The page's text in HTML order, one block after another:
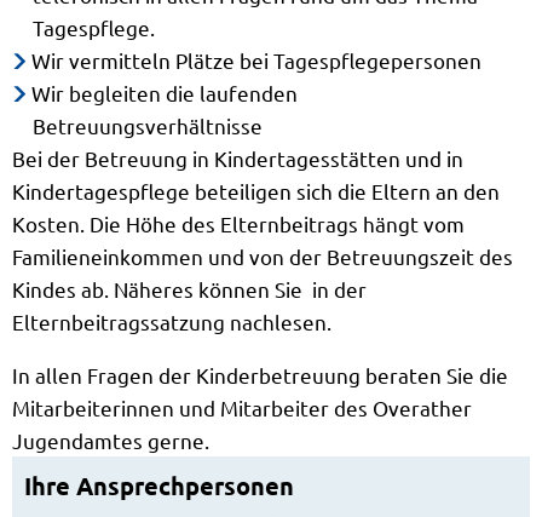
Tagespflege.
Wir vermitteln Plätze bei Tagespflegepersonen
Wir begleiten die laufenden
Betreuungsverhältnisse
Bei der Betreuung in Kindertagesstätten und in
Kindertagespflege beteiligen sich die Eltern an den
Kosten. Die Höhe des Elternbeitrags hängt vom
Familieneinkommen und von der Betreuungszeit des
Kindes ab. Näheres können Sie in der
Elternbeitragssatzung nachlesen.
In allen Fragen der Kinderbetreuung beraten Sie die
Mitarbeiterinnen und Mitarbeiter des Overather
Jugendamtes gerne.
Ihre Ansprechpersonen